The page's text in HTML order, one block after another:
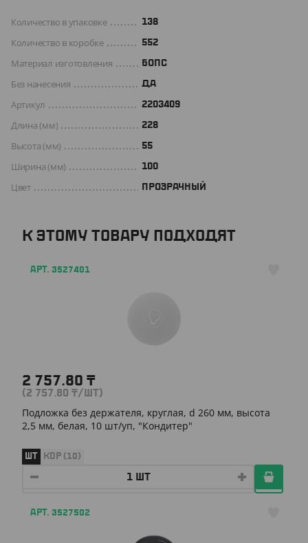
Количество в упаковке 138
Количество в коробке 552
Материал изготовления БОПС
Без нанесения ДА
Артикул 2203409
Длина (мм) 228
Высота (мм) 55
Ширина (мм) 100
Цвет ПРОЗРАЧНЫЙ
К ЭТОМУ ТОВАРУ ПОДХОДЯТ
АРТ. 3527401
2 757.80 ₸
(2 757.80 ₸/ШТ)
Подложка без держателя, круглая, d 260 мм, высота
2,5 мм, белая, 10 шт/уп, "Кондитер"
ШТ КОР (10)
АРТ. 3527502